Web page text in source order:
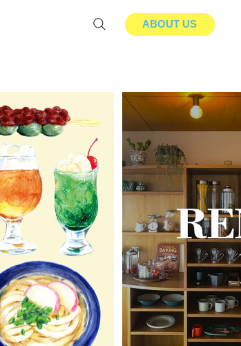
ABOUT US